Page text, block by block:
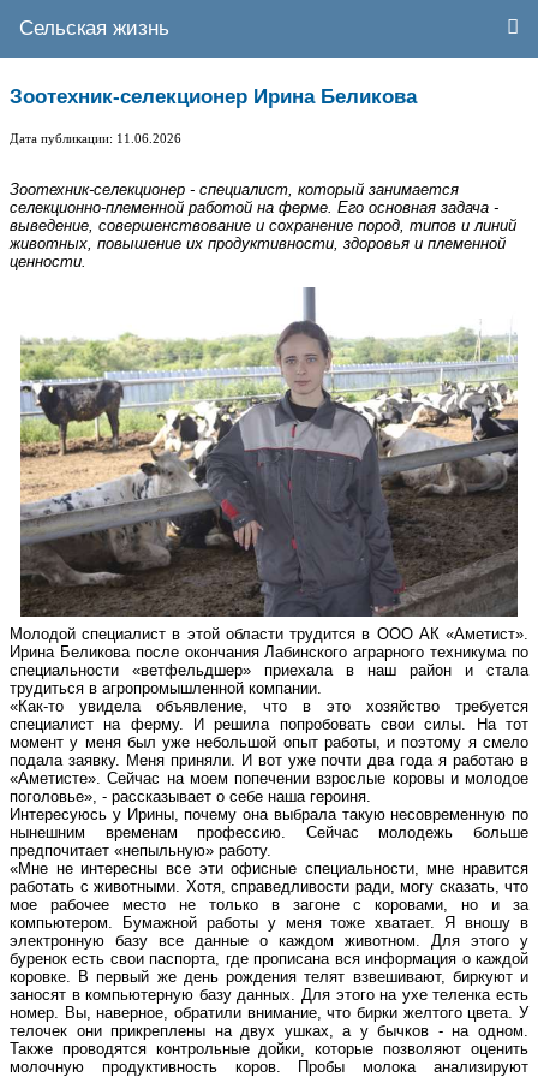
Сельская жизнь
Зоотехник-селекционер Ирина Беликова
Дата публикации: 11.06.2026
Зоотехник-селекционер - специалист, который занимается
селекционно-племенной работой на ферме. Его основная задача -
выведение, совершенствование и сохранение пород, типов и линий
животных, повышение их продуктивности, здоровья и племенной
ценности.
Молодой специалист в этой области трудится в ООО АК «Аметист».
Ирина Беликова после окончания Лабинского аграрного техникума по
специальности «ветфельдшер» приехала в наш район и стала
трудиться в агропромышленной компании.
«Как-то увидела объявление, что в это хозяйство требуется
специалист на ферму. И решила попробовать свои силы. На тот
момент у меня был уже небольшой опыт работы, и поэтому я смело
подала заявку. Меня приняли. И вот уже почти два года я работаю в
«Аметисте». Сейчас на моем попечении взрослые коровы и молодое
поголовье», - рассказывает о себе наша героиня.
Интересуюсь у Ирины, почему она выбрала такую несовременную по
нынешним временам профессию. Сейчас молодежь больше
предпочитает «непыльную» работу.
«Мне не интересны все эти офисные специальности, мне нравится
работать с животными. Хотя, справедливости ради, могу сказать, что
мое рабочее место не только в загоне с коровами, но и за
компьютером. Бумажной работы у меня тоже хватает. Я вношу в
электронную базу все данные о каждом животном. Для этого у
буренок есть свои паспорта, где прописана вся информация о каждой
коровке. В первый же день рождения телят взвешивают, биркуют и
заносят в компьютерную базу данных. Для этого на ухе теленка есть
номер. Вы, наверное, обратили внимание, что бирки желтого цвета. У
телочек они прикреплены на двух ушках, а у бычков - на одном.
Также проводятся контрольные дойки, которые позволяют оценить
молочную продуктивность коров. Пробы молока анализируют